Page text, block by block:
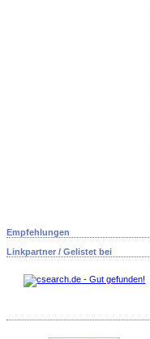
Empfehlungen
Linkpartner / Gelistet bei